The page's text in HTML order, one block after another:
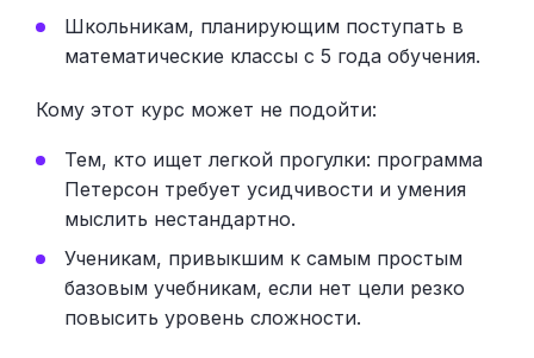
Школьникам, планирующим поступать в
математические классы с 5 года обучения.
Кому этот курс может не подойти:
Тем, кто ищет легкой прогулки: программа
Петерсон требует усидчивости и умения
мыслить нестандартно.
Ученикам, привыкшим к самым простым
базовым учебникам, если нет цели резко
повысить уровень сложности.